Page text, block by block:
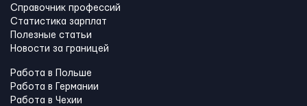
Справочник профессий
Статистика зарплат
Полезные статьи
Новости за границей
Работа в Польше
Работа в Германии
Работа в Чехии